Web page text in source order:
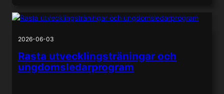
2026-06-03
Rasta utvecklingsträningar och
ungdomsledarprogram